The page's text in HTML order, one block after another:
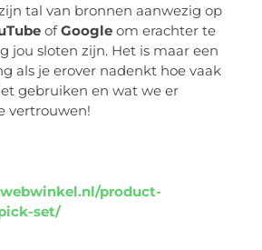
tal van bronnen aanwezig op
ofGoogle om erachter te
jou sloten zijn. Het is maar een
als je erover nadenkt hoe vaak
gebruiken en wat we er
vertrouwen!
product-
set/